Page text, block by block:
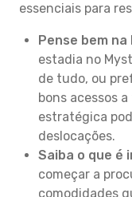
essenciais para
Pense bem na
estadia no
de tudo, ou
bons acessos
estratégica
deslocações.
Saiba o que é
começar a
comodidades